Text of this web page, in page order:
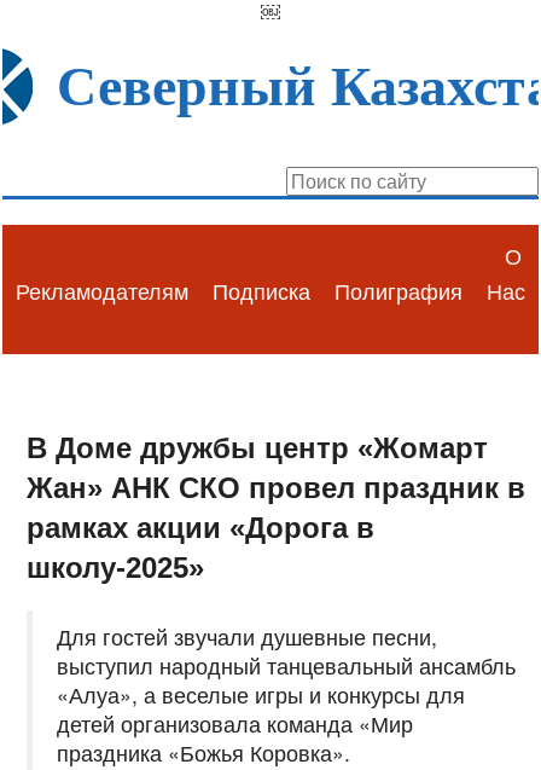
￼
Северный
Рекламодателям Подписка Полиграфия
О
Нас
В Доме дружбы центр «Жомарт
Жан» АНК СКО провел праздник в
рамках акции «Дорога в
школу-2025»
Для гостей звучали душевные песни,
выступил народный танцевальный ансамбль
«Алуа», а веселые игры и конкурсы для
детей организовала команда «Мир
праздника «Божья Коровка».